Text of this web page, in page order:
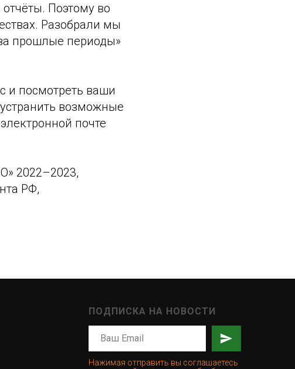
Поэтому во
Разобрали мы
прошлые периоды»
и посмотреть ваши
возможные
почте
2022–2023,
РФ,
ПОДПИСКА НА НОВОСТИ
Нажимая отправить вы соглашаетесь